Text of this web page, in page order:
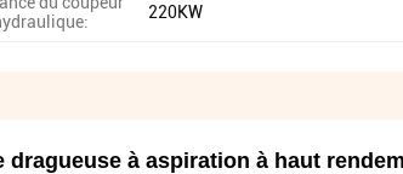
220KW
à aspiration à haut